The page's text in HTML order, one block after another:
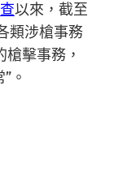
以來，截至
類涉槍事務
擊事務，
。